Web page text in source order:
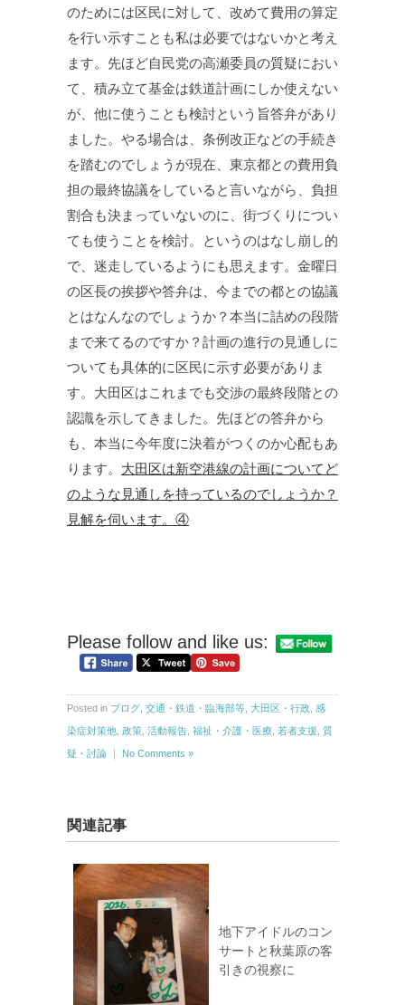
のためには区民に対して、改めて費用の算定
を行い示すことも私は必要ではないかと考え
ます。先ほど自民党の高瀬委員の質疑におい
て、積み立て基金は鉄道計画にしか使えない
が、他に使うことも検討という旨答弁があり
ました。やる場合は、条例改正などの手続き
を踏むのでしょうが現在、東京都との費用負
担の最終協議をしていると言いながら、負担
割合も決まっていないのに、街づくりについ
ても使うことを検討。というのはなし崩し的
で、迷走しているようにも思えます。金曜日
の区長の挨拶や答弁は、今までの都との協議
とはなんなのでしょうか？本当に詰めの段階
まで来てるのですか？計画の進行の見通しに
ついても具体的に区民に示す必要がありま
す。大田区はこれまでも交渉の最終段階との
認識を示してきました。先ほどの答弁から
も、本当に今年度に決着がつくのか心配もあ
ります。 大田区は新空港線の計画についてど
のような見通しを持っているのでしょうか？
見解を伺います。④
Please follow and like us:
Posted in ブログ 交通・鉄道・臨海部等 大田区・行政 感
染症対策他 政策 活動報告 福祉・介護・医療 若者支援 質
疑・討論 ｜ No Comments »
関連記事
地下アイドルのコン
サートと秋葉原の客
引きの視察に